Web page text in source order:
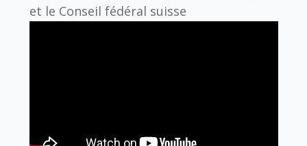
et le Conseil fédéral suisse